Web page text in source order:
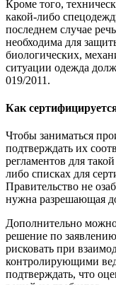
Кроме того,
какой-либо
последнем случае
необходима для
биологических,
ситуации одежда
019/2011.
Как
Чтобы заниматься
подтверждать их
регламентов для
либо списках для
Правительство не
нужна разрешающая
Дополнительно
решение по
рисковать при
контролирующими
подтверждать, что